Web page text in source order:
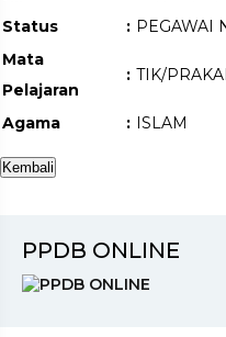
Status
: PEGAWAI
Mata
Pelajaran
: TIK/
Agama : ISLAM
PPDB ONLINE